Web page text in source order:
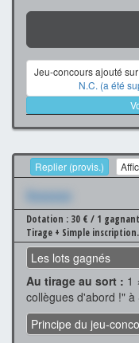
Jeu-concours ajouté
N.C. (a été
Replier (provis.)
Xxxxxxx
Dotation : 30 € / 1
Tirage + Simple inscription.
Les lots gagnés
Au tirage au sort : 1
collègues d'abord !"
Principe du jeu-